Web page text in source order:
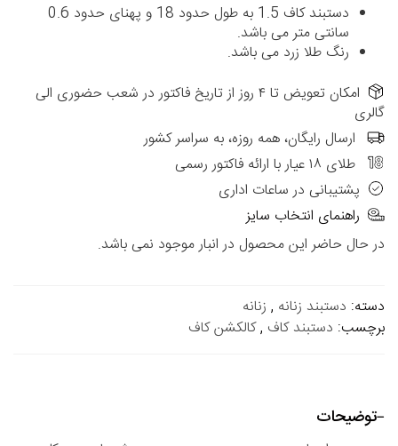
دستبند کاف 1.5 به طول حدود 18 و پهنای حدود 0.6
سانتی متر می باشد.
رنگ طلا زرد می باشد.
امکان تعویض تا ۴ روز از تاریخ فاکتور در شعب حضوری الی
گالری
ارسال رایگان، همه روزه، به سراسر کشور
طلای ۱۸ عیار با ارائه فاکتور رسمی
پشتیبانی در ساعات اداری
راهنمای انتخاب سایز
در حال حاضر این محصول در انبار موجود نمی باشد.
دسته: دستبند زنانه , زنانه
برچسب: دستبند کاف ,کالکشن کاف
توضیحات